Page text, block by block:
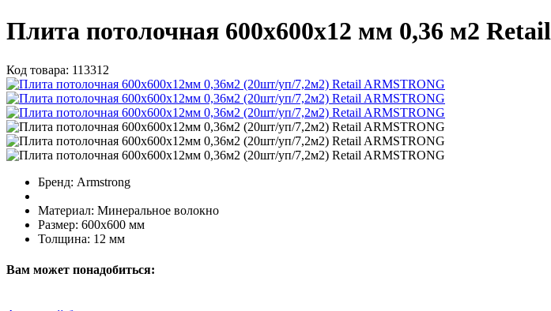
Плита потолочная 600х600х12 мм 0,36 м2 Retail
Код товара: 113312
Бренд: Armstrong
Материал: Минеральное волокно
Размер: 600х600 мм
Толщина: 12 мм
Вам может понадобиться: